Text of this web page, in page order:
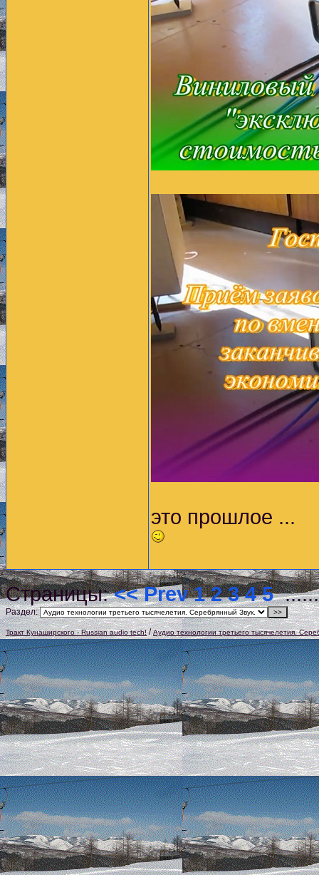
это прошлое ...
Страницы:<< Prev 1 2 3 4 5
Раздел:
Тракт Кунаширского - Russian audio tech!/Аудио технологии третьего тысячелетия.